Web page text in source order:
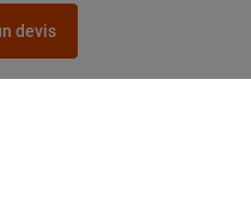
devis